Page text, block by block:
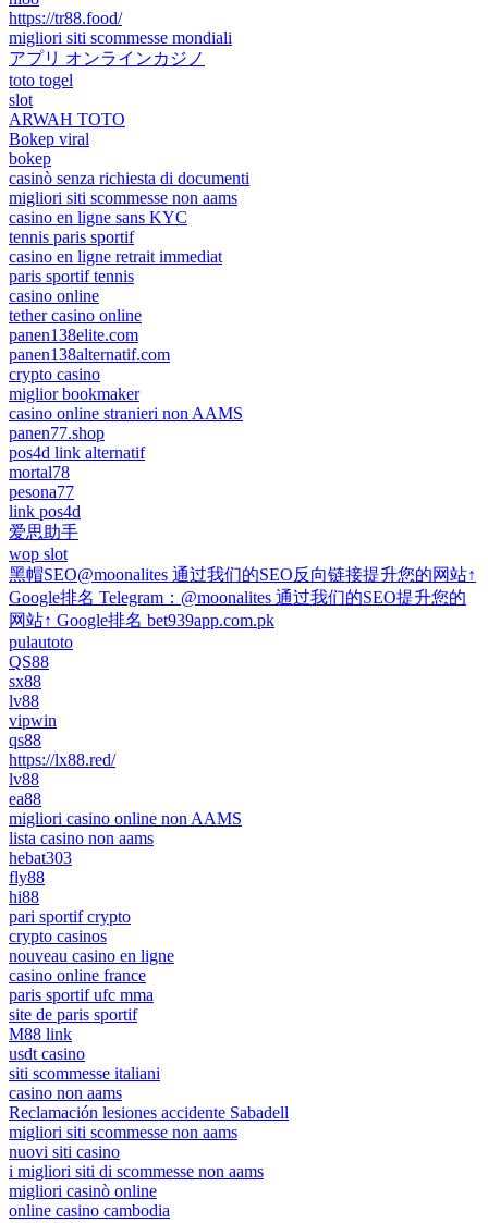
https://tr88.food/
migliori siti scommesse mondiali
アプリ オンラインカジノ
toto togel
slot
ARWAH TOTO
Bokep viral
bokep
casinò senza richiesta di documenti
migliori siti scommesse non aams
casino en ligne sans KYC
tennis paris sportif
casino en ligne retrait immediat
paris sportif tennis
casino online
tether casino online
panen138elite.com
panen138alternatif.com
crypto casino
miglior bookmaker
casino online stranieri non AAMS
panen77.shop
pos4d link alternatif
mortal78
pesona77
link pos4d
爱思助手
wop slot
黑帽SEO@moonalites 通过我们的SEO反向链接提升您的网站↑
Google排名 Telegram：@moonalites 通过我们的SEO提升您的
网站↑ Google排名 bet939app.com.pk
pulautoto
QS88
sx88
lv88
vipwin
qs88
https://lx88.red/
lv88
ea88
migliori casino online non AAMS
lista casino non aams
hebat303
fly88
hi88
pari sportif crypto
crypto casinos
nouveau casino en ligne
casino online france
paris sportif ufc mma
site de paris sportif
M88 link
usdt casino
siti scommesse italiani
casino non aams
Reclamación lesiones accidente Sabadell
migliori siti scommesse non aams
nuovi siti casino
i migliori siti di scommesse non aams
migliori casinò online
online casino cambodia